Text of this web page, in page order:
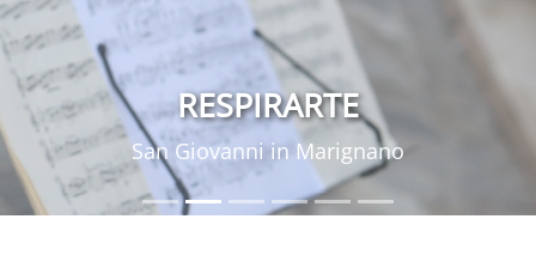
RESPIRARTE
San Giovanni in Marignano